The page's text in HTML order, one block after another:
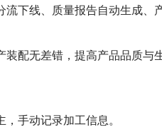
下线、质量报告自动生成、
配无差错，提高产品品质与
手动记录加工信息。